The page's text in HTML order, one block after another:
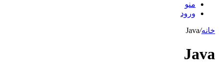
منو
ورود
خانه/
Java
Java